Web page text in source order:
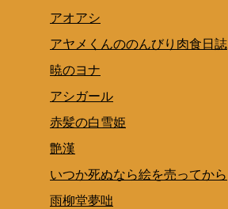
アオアシ
アヤメくんののんびり肉食日誌
暁のヨナ
アシガール
赤髪の白雪姫
艶漢
いつか死ぬなら絵を売ってから
雨柳堂夢咄